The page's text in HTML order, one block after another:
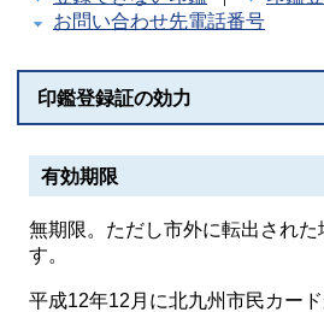
お問い合わせ先電話番号
印鑑登録証の効力
有効期限
無期限。ただし市外に転出された
す。
平成12年12月に北九州市民カー